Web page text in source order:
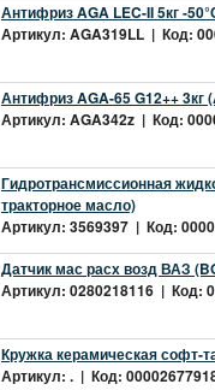
Антифриз AGA LEC-II 5кг -
Артикул: AGA319LL | Код:
Антифриз AGA-65 G12++ 3кг
Артикул: AGA342z | Код:
Гидротрансмиссионная
тракторное масло)
Артикул: 3569397 | Код:
Датчик мас расх возд ВАЗ
Артикул: 0280218116 | Код:
Кружка керамическая софт-
Артикул: . | Код: